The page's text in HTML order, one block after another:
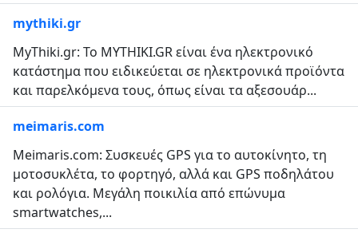
mythiki.gr
MyThiki.gr: To MYTHIKI.GR είναι ένα ηλεκτρονικό
κατάστημα που ειδικεύεται σε ηλεκτρονικά προϊόντα
και παρελκόμενα τους, όπως είναι τα αξεσουάρ...
meimaris.com
Meimaris.com: Συσκευές GPS για το αυτοκίνητο, τη
μοτοσυκλέτα, το φορτηγό, αλλά και GPS ποδηλάτου
και ρολόγια. Μεγάλη ποικιλία από επώνυμα
smartwatches,...